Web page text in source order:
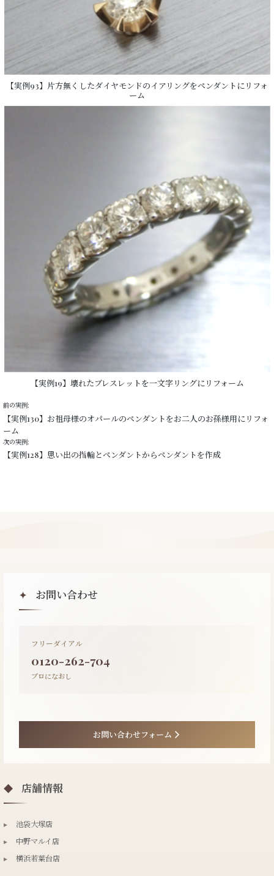
【実例93】片方無くしたダイヤモンドのイアリングをペンダントにリフォ
ーム
【実例19】壊れたブレスレットを一文字リングにリフォーム
前の実例:
【実例130】お祖母様のオパールのペンダントをお二人のお孫様用にリフォ
ーム
次の実例:
【実例128】思い出の指輪とペンダントからペンダントを作成
✦ お問い合わせ
フリーダイアル
0120-262-704
プロになおし
お問い合わせフォーム
◆ 店舗情報
▸
池袋大塚店
▸
中野マルイ店
▸
横浜若葉台店